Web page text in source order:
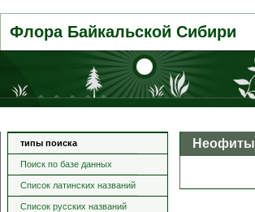
Флора Байкальской Сибири
типы поиска
Поиск по базе данных
Список латинских названий
Список русских названий
Неофиты